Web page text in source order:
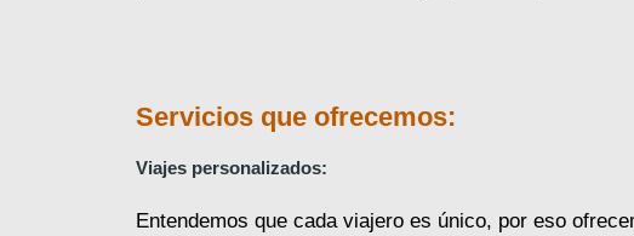
Servicios que ofrecemos:
Viajes personalizados:
Entendemos que cada viajero es único, por eso